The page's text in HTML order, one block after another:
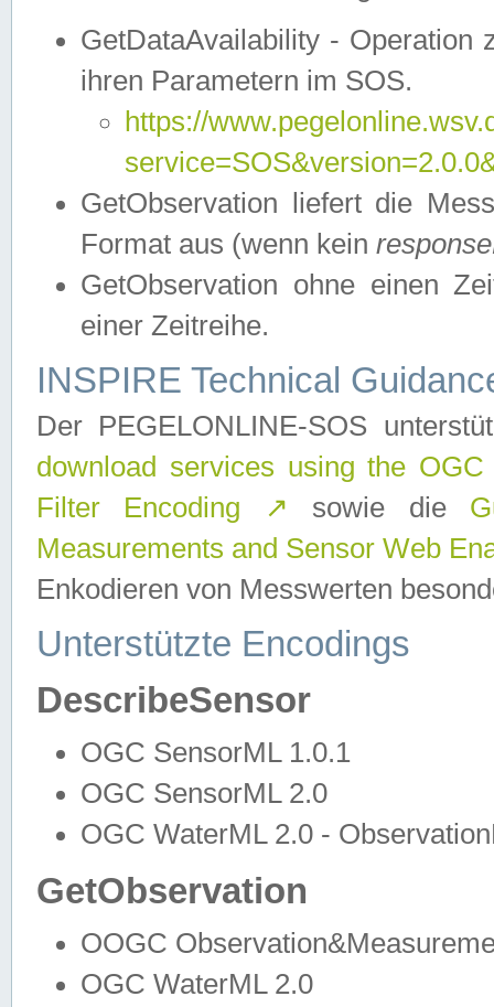
GetDataAvailability - Operation
ihren Parametern im SOS.
https://
GetObservation liefert die
Format aus (wenn kein
GetObservation ohne einen
einer Zeitreihe.
INSPIRE Technical
Der PEGELONLINE-SOS
download services using the
Filter Encoding
↗ sowie die
Measurements and Sensor Web
Enkodieren von Messwerten
Unterstützte Encodings
DescribeSensor
OGC SensorML 1.0.1
OGC SensorML 2.0
OGC WaterML 2.0 -
GetObservation
OOGC
OGC WaterML 2.0